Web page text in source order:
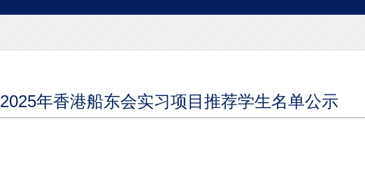
2025年香港船东会实习项目推荐学生名单公示